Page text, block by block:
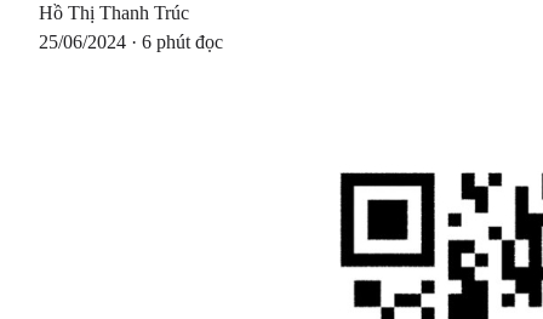
Hồ Thị Thanh Trúc
25/06/2024 · 6 phút đọc